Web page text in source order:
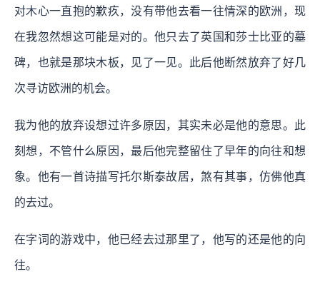
对木心一直抱的歉疚，没有带他去看一往情深的欧洲，现
在我忽然想这可能是对的。他只去了英国和莎士比亚的墓
碑，也就是那块木板，见了一见。此后他断然放弃了好几
次寻访欧洲的机会。
我为他的放弃设想过许多原因，其实未必是他的意思。此
刻想，不管什么原因，最后他完整留住了早年的向往和想
象。他有一首诗描写托尔斯泰故居，煞有其事，仿佛他真
的去过。
在字词的游戏中，他已经去过那里了，他写的还是他的向
往。